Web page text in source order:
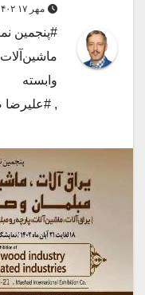
مهر ۱۷ ۱۴۰۲
#پنجمین
وابسته
, #علیرضا